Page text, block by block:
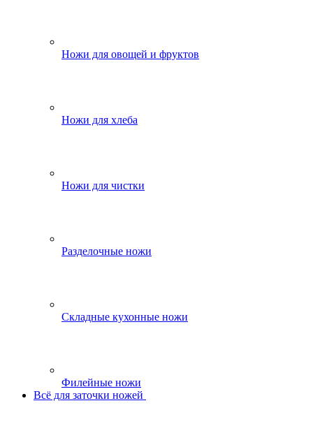
Ножи для овощей и фруктов
Ножи для хлеба
Ножи для чистки
Разделочные ножи
Складные кухонные ножи
Филейные ножи
Всё для заточки ножей